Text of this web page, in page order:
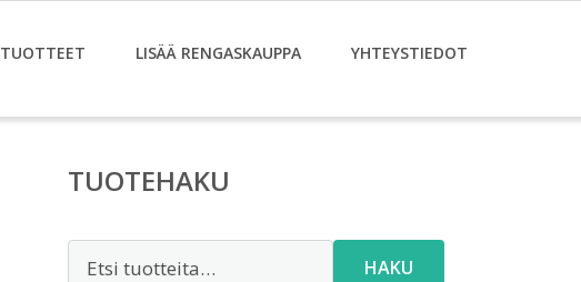
TUOTTEET LISÄÄ RENGASKAUPPA YHTEYSTIEDOT
TUOTEHAKU
HAKU